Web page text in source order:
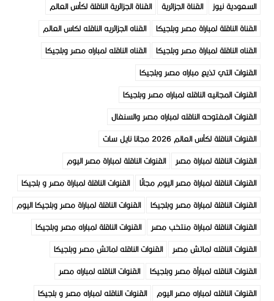
السعودية نيوز
القناة الجزائرية
القناة الجزائرية الناقلة لكأس العالم
القناة الناقلة لمباراة مصر وبلجيكا
القناه الجزائريه الناقله لكاس العالم
القناه الناقلة لمباراة مصر وبلجيكا
القناه الناقله لمباراه مصر وبلجيكا
القنوات التي تذيع مباراه مصر وبلجيكا
القنوات المجانيه الناقله لمباراه مصر وبلجيكا
القنوات المفتوحه الناقله لمباراه مصر والسنغال
القنوات الناقلة لكأس العالم 2026 مجانا نايل سات
القنوات الناقلة لمباراة مصر
القنوات الناقلة لمباراة مصر اليوم
القنوات الناقلة لمباراة مصر اليوم مجانًا
القنوات الناقلة لمباراة مصر و بلجيكا
القنوات الناقلة لمباراة مصر وبلجيكا
القنوات الناقلة لمباراة مصر وبلجيكا اليوم
القنوات الناقلة لمباراة منتخب مصر
القنوات الناقلة لمباراه مصر وبلجيكا
القنوات الناقله لماتش مصر
القنوات الناقله لماتش مصر وبلجيكا
القنوات الناقله لمبارأة مصر وبلجيكا
القنوات الناقله لمباراه مصر
القنوات الناقله لمباراه مصر اليوم
القنوات الناقله لمباراه مصر و بلجيكا